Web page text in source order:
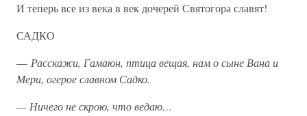
И теперь все из века в век дочерей Святогора славят!
САДКО
— Расскажи, Гамаюн, птица вещая, нам о сыне Вана и
Мери, огерое славном Садко.
— Ничего не скрою, что ведаю…